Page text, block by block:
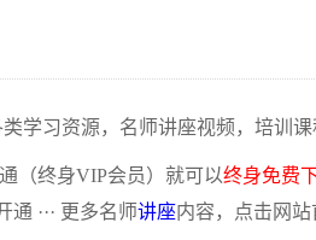
学习资源，名师讲座视频，培训
（终身VIP会员）就可以终身免费
通 ··· 更多名师讲座内容，点击网